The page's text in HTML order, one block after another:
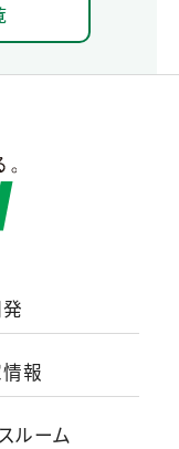
報
ルーム